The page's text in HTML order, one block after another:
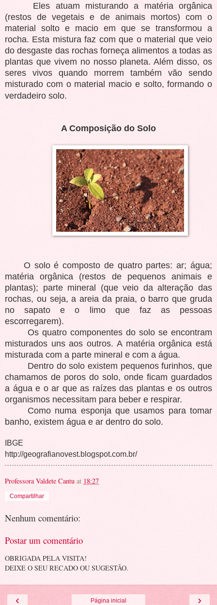
Eles atuam misturando a matéria orgânica
(restos de vegetais e de animais mortos) com o
material solto e macio em que se transformou a
rocha. Esta mistura faz com que o material que veio
do desgaste das rochas forneça alimentos a todas as
plantas que vivem no nosso planeta. Além disso, os
seres vivos quando morrem também vão sendo
misturado com o material macio e solto, formando o
verdadeiro solo.
A Composição do Solo
O solo é composto de quatro partes: ar; água;
matéria orgânica (restos de pequenos animais e
plantas); parte mineral (que veio da alteração das
rochas, ou seja, a areia da praia, o barro que gruda
no sapato e o limo que faz as pessoas
escorregarem).
Os quatro componentes do solo se encontram
misturados uns aos outros. A matéria orgânica está
misturada com a parte mineral e com a água.
Dentro do solo existem pequenos furinhos, que
chamamos de poros do solo, onde ficam guardados
a água e o ar que as raízes das plantas e os outros
organismos necessitam para beber e respirar.
Como numa esponja que usamos para tomar
banho, existem água e ar dentro do solo.
IBGE
http://geografianovest.blogspot.com.br/
Professora Valdete Cantu at 18:27
Compartilhar
Nenhum comentário:
Postar um comentário
OBRIGADA PELA VISITA!
DEIXE O SEU RECADO OU SUGESTÃO.
‹ ›
Página inicial